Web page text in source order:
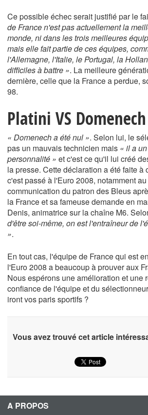
Ce possible échec serait justifié par le
de France n'est pas actuellement la
monde, ni dans les trois meilleures
mais elle fait partie de ces équipes,
l'Allemagne, l'Italie, le Portugal, la
difficiles à battre ». La meilleure
dernière, celle que la France a perdue,
98.
Platini VS Domenech
« Domenech a été nul ». Selon lui, le
pas un mauvais technicien mais « il a
personnalité » et c'est ce qu'il lui créé
la presse. Cette déclaration a été faite à
c'est passé à l'Euro 2008, notamment
communication du patron des Bleus
la France et sa fameuse demande en
Denis, animatrice sur la chaîne M6.
d'être soi-même, on est l'entraîneur de
».
En tout cas, l'équipe de France qui est
l'Euro 2008 a beaucoup à prouver aux
Nous espérons une amélioration et une
confiance de l'équipe et du
iront vos paris sportifs ?
Vous avez trouvé cet article
A PROPOS